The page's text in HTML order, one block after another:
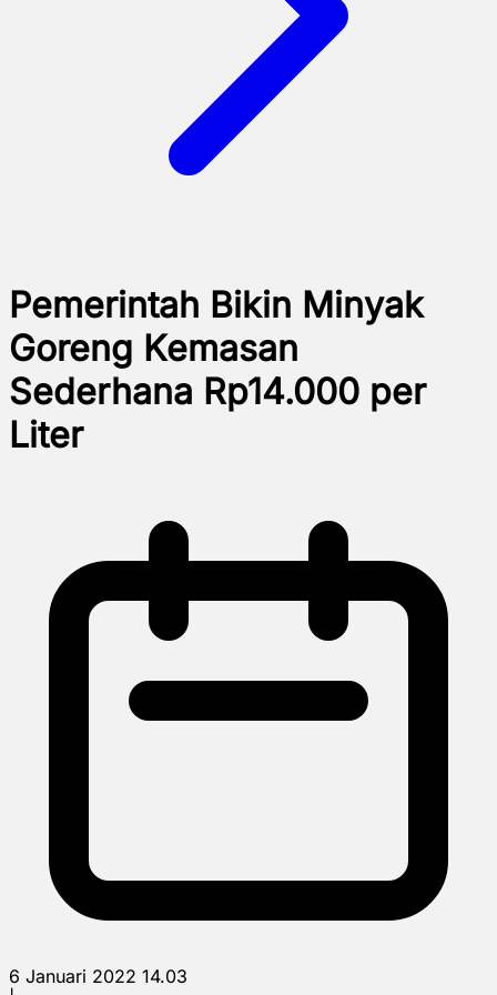
Pemerintah Bikin Minyak
Goreng Kemasan
Sederhana Rp14.000 per
Liter
6 Januari 2022 14.03